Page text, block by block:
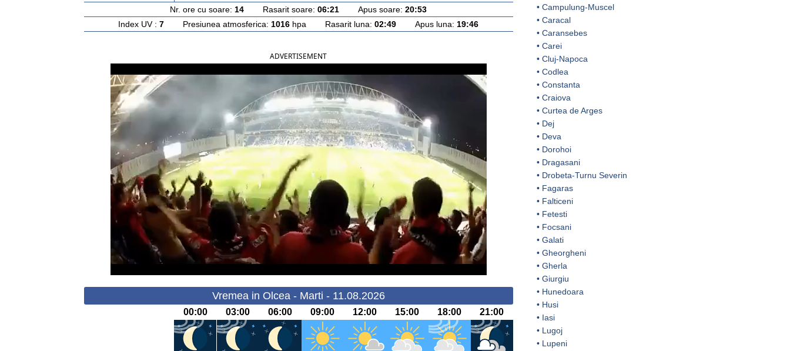
Nr. ore cu soare: 14 Rasarit soare: 06:21 Apus soare: 20:53
Index UV : 7 Presiunea atmosferica: 1016 hpa Rasarit luna: 02:49 Apus luna: 19:46
ADVERTISEMENT
Vremea in Olcea - Marti - 11.08.2026
00:00 03:00 06:00 09:00 12:00 15:00 18:00 21:00
• Campulung-Muscel
• Caracal
• Caransebes
• Carei
• Cluj-Napoca
• Codlea
• Constanta
• Craiova
• Curtea de Arges
• Dej
• Deva
• Dorohoi
• Dragasani
• Drobeta-Turnu Severin
• Fagaras
• Falticeni
• Fetesti
• Focsani
• Galati
• Gheorgheni
• Gherla
• Giurgiu
• Hunedoara
• Husi
• Iasi
• Lugoj
• Lupeni